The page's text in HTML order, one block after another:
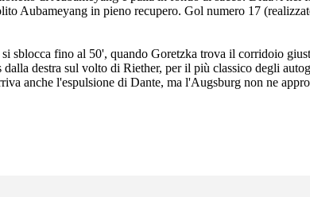
Aubameyang in pieno recupero. Gol numero 17
sblocca fino al 50', quando Goretzka trova il corridoio
destra sul volto di Riether, per il più classico degli
anche l'espulsione di Dante, ma l'Augsburg non ne